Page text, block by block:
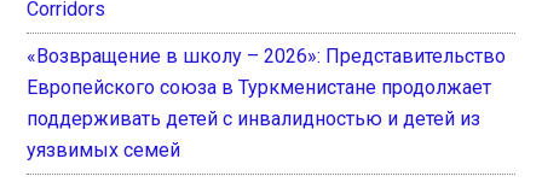
Corridors
«Возвращение в школу – 2026»: Представительство
Европейского союза в Туркменистане продолжает
поддерживать детей с инвалидностью и детей из
уязвимых семей